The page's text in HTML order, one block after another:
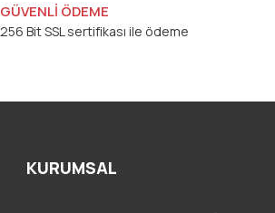
GÜVENLİ ÖDEME
256 Bit SSL sertifikası ile ödeme
KURUMSAL